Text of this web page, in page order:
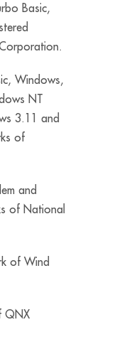
Basic,
Windows,
NT
3.11 and
of
and
of National
of Wind
QNX